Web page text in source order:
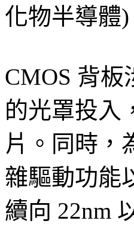
化物半導體)
CMOS 背
的光罩投入
片。同時，
雜驅動功能
續向 22nm